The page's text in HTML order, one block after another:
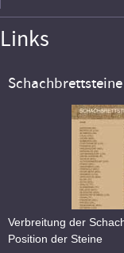
Links
Schachbrettsteine
Verbreitung der
Position der Steine